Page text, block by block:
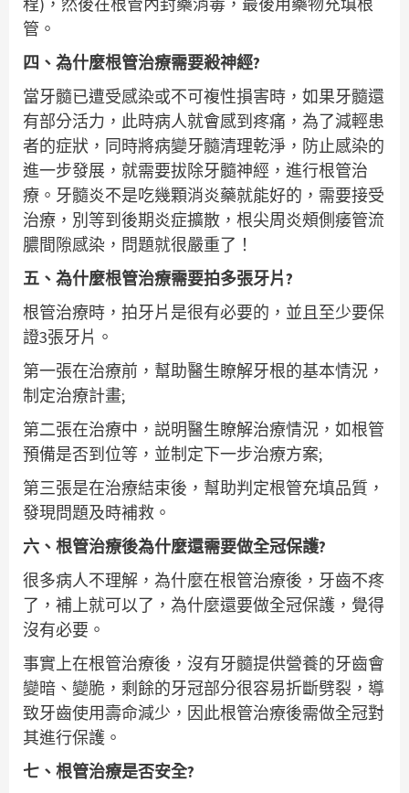
程)，然後在根管內封藥消毒，最後用藥物充填根
管。
四、為什麼根管治療需要殺神經?
當牙髓已遭受感染或不可複性損害時，如果牙髓還
有部分活力，此時病人就會感到疼痛，為了減輕患
者的症狀，同時將病變牙髓清理乾淨，防止感染的
進一步發展，就需要拔除牙髓神經，進行根管治
療。牙髓炎不是吃幾顆消炎藥就能好的，需要接受
治療，別等到後期炎症擴散，根尖周炎頰側痿管流
膿間隙感染，問題就很嚴重了！
五、為什麼根管治療需要拍多張牙片?
根管治療時，拍牙片是很有必要的，並且至少要保
證3張牙片。
第一張在治療前，幫助醫生瞭解牙根的基本情況，
制定治療計畫;
第二張在治療中，説明醫生瞭解治療情況，如根管
預備是否到位等，並制定下一步治療方案;
第三張是在治療結束後，幫助判定根管充填品質，
發現問題及時補救。
六、根管治療後為什麼還需要做全冠保護?
很多病人不理解，為什麼在根管治療後，牙齒不疼
了，補上就可以了，為什麼還要做全冠保護，覺得
沒有必要。
事實上在根管治療後，沒有牙髓提供營養的牙齒會
變暗、變脆，剩餘的牙冠部分很容易折斷劈裂，導
致牙齒使用壽命減少，因此根管治療後需做全冠對
其進行保護。
七、根管治療是否安全?